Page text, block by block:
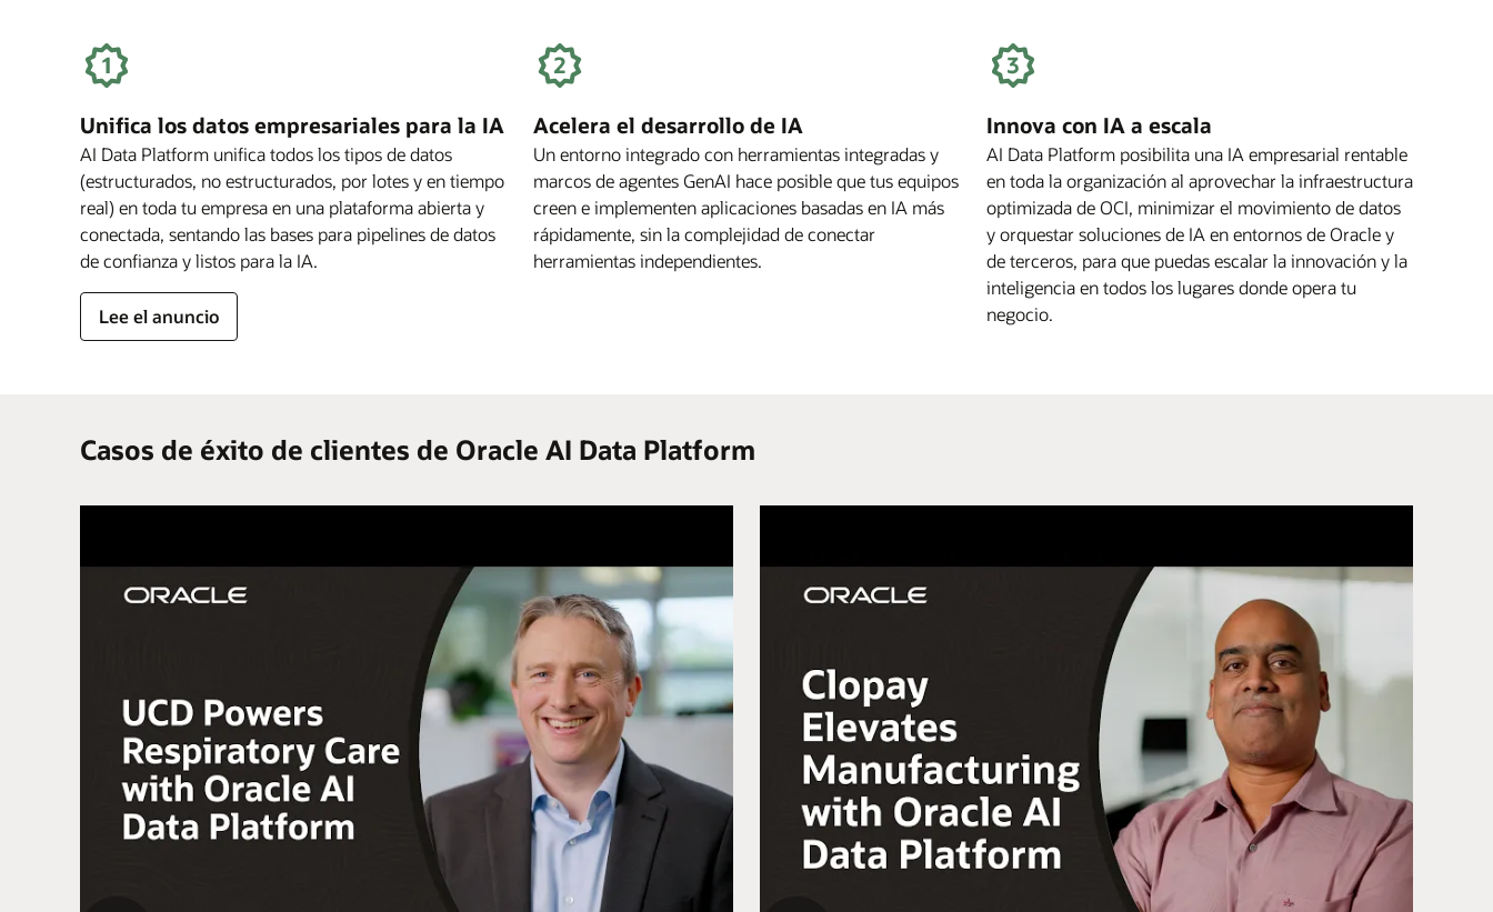
Unifica los datos empresariales para la IA
AI Data Platform unifica todos los tipos de datos
(estructurados, no estructurados, por lotes y en tiempo
real) en toda tu empresa en una plataforma abierta y
conectada, sentando las bases para pipelines de datos
de confianza y listos para la IA.
Lee el anuncio
Acelera el desarrollo de IA
Un entorno integrado con herramientas integradas y
marcos de agentes GenAI hace posible que tus equipos
creen e implementen aplicaciones basadas en IA más
rápidamente, sin la complejidad de conectar
herramientas independientes.
Innova con IA a escala
AI Data Platform posibilita una IA empresarial rentable
en toda la organización al aprovechar la infraestructura
optimizada de OCI, minimizar el movimiento de datos
y orquestar soluciones de IA en entornos de Oracle y
de terceros, para que puedas escalar la innovación y la
inteligencia en todos los lugares donde opera tu
negocio.
Casos de éxito de clientes de Oracle AI Data Platform